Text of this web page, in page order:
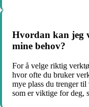
Hvordan kan jeg
mine behov?
For å velge riktig
hvor ofte du bruker
mye plass du trenger
som er viktige for deg,